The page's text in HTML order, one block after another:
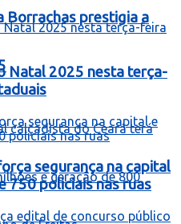
Borrachas prestigia a
Natal 2025 nesta terça-
segurança na capital
750 policiais nas ruas